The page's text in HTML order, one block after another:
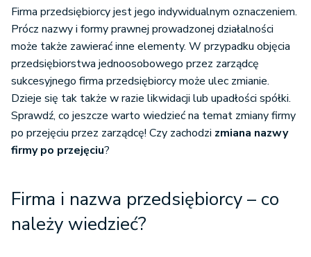
Zmiana nazwy firmy w razie likwidacji lub upadłości
Firma przedsiębiorcy jest jego indywidualnym oznaczeniem.
Prócz nazwy i formy prawnej prowadzonej działalności
może także zawierać inne elementy. W przypadku objęcia
przedsiębiorstwa jednoosobowego przez zarządcę
sukcesyjnego firma przedsiębiorcy może ulec zmianie.
Dzieje się tak także w razie likwidacji lub upadłości spółki.
Sprawdź, co jeszcze warto wiedzieć na temat zmiany firmy
po przejęciu przez zarządcę! Czy zachodzi zmiana nazwy
firmy po przejęciu?
Firma i nazwa przedsiębiorcy – co
należy wiedzieć?